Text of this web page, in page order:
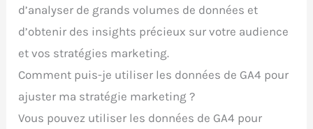
d’analyser de grands volumes de données et
d’obtenir des insights précieux sur votre audience
et vos stratégies marketing.
Comment puis-je utiliser les données de GA4 pour
ajuster ma stratégie marketing ?
Vous pouvez utiliser les données de GA4 pour